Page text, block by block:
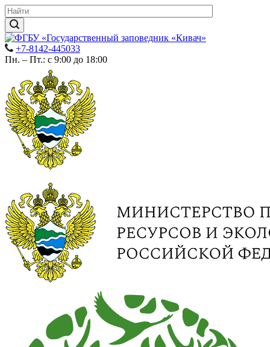
+7-8142-445033
Пн. – Пт.: с 9:00 до 18:00